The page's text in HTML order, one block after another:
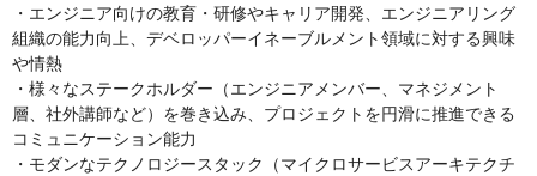
・エンジニア向けの教育・研修やキャリア開発、エンジニアリング
組織の能力向上、デベロッパーイネーブルメント領域に対する興味
や情熱
・様々なステークホルダー（エンジニアメンバー、マネジメント
層、社外講師など）を巻き込み、プロジェクトを円滑に推進できる
コミュニケーション能力
・モダンなテクノロジースタック（マイクロサービスアーキテクチ